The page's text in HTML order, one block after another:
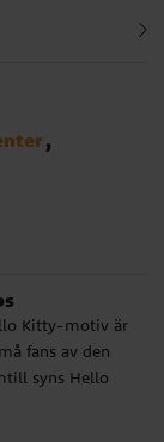
Kitty-motiv är
fans av den
syns Hello
den prickiga
lekfullt